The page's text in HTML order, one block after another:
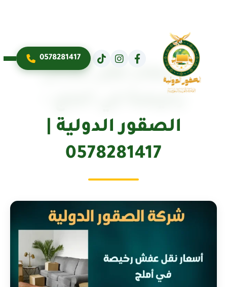
0578281417
أسعار نقل عفش
الصقور الدولية |
0578281417